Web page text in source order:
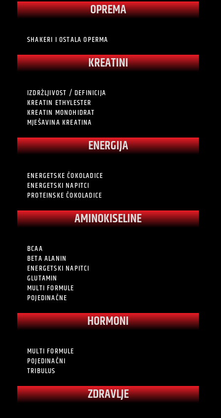
OPREMA
SHAKERI I OSTALA OPERMA
KREATINI
IZDRŽLJIVOST / DEFINICIJA
KREATIN ETHYLESTER
KREATIN MONOHIDRAT
MJEŠAVINA KREATINA
ENERGIJA
ENERGETSKE ČOKOLADICE
ENERGETSKI NAPITCI
PROTEINSKE ČOKOLADICE
AMINOKISELINE
BCAA
BETA ALANIN
ENERGETSKI NAPITCI
GLUTAMIN
MULTI FORMULE
POJEDINAČNE
HORMONI
MULTI FORMULE
POJEDINAČNI
TRIBULUS
ZDRAVLJE